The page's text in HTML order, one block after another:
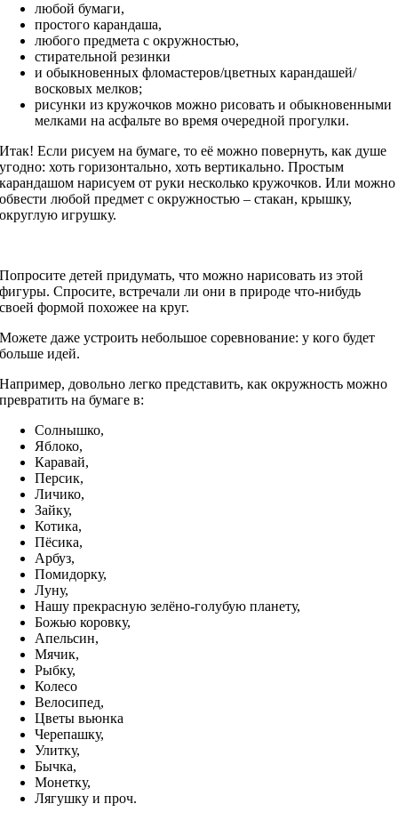
любой бумаги,
простого карандаша,
любого предмета с окружностью,
стирательной резинки
и обыкновенных фломастеров/цветных карандашей/
восковых мелков;
рисунки из кружочков можно рисовать и обыкновенными
мелками на асфальте во время очередной прогулки.
Итак! Если рисуем на бумаге, то её можно повернуть, как душе
угодно: хоть горизонтально, хоть вертикально. Простым
карандашом нарисуем от руки несколько кружочков. Или можно
обвести любой предмет с окружностью – стакан, крышку,
округлую игрушку.
Попросите детей придумать, что можно нарисовать из этой
фигуры. Спросите, встречали ли они в природе что-нибудь
своей формой похожее на круг.
Можете даже устроить небольшое соревнование: у кого будет
больше идей.
Например, довольно легко представить, как окружность можно
превратить на бумаге в:
Солнышко,
Яблоко,
Каравай,
Персик,
Личико,
Зайку,
Котика,
Пёсика,
Арбуз,
Помидорку,
Луну,
Нашу прекрасную зелёно-голубую планету,
Божью коровку,
Апельсин,
Мячик,
Рыбку,
Колесо
Велосипед,
Цветы вьюнка
Черепашку,
Улитку,
Бычка,
Монетку,
Лягушку и проч.